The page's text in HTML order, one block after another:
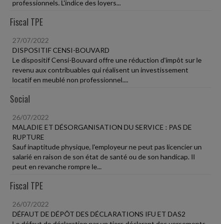
professionnels. L'indice des loyers...
Fiscal TPE
27/07/2022
DISPOSITIF CENSI-BOUVARD
Le dispositif Censi-Bouvard offre une réduction d'impôt sur le
revenu aux contribuables qui réalisent un investissement
locatif en meublé non professionnel....
Social
26/07/2022
MALADIE ET DÉSORGANISATION DU SERVICE : PAS DE
RUPTURE
Sauf inaptitude physique, l'employeur ne peut pas licencier un
salarié en raison de son état de santé ou de son handicap. Il
peut en revanche rompre le...
Fiscal TPE
26/07/2022
DÉFAUT DE DÉPÔT DES DÉCLARATIONS IFU ET DAS2